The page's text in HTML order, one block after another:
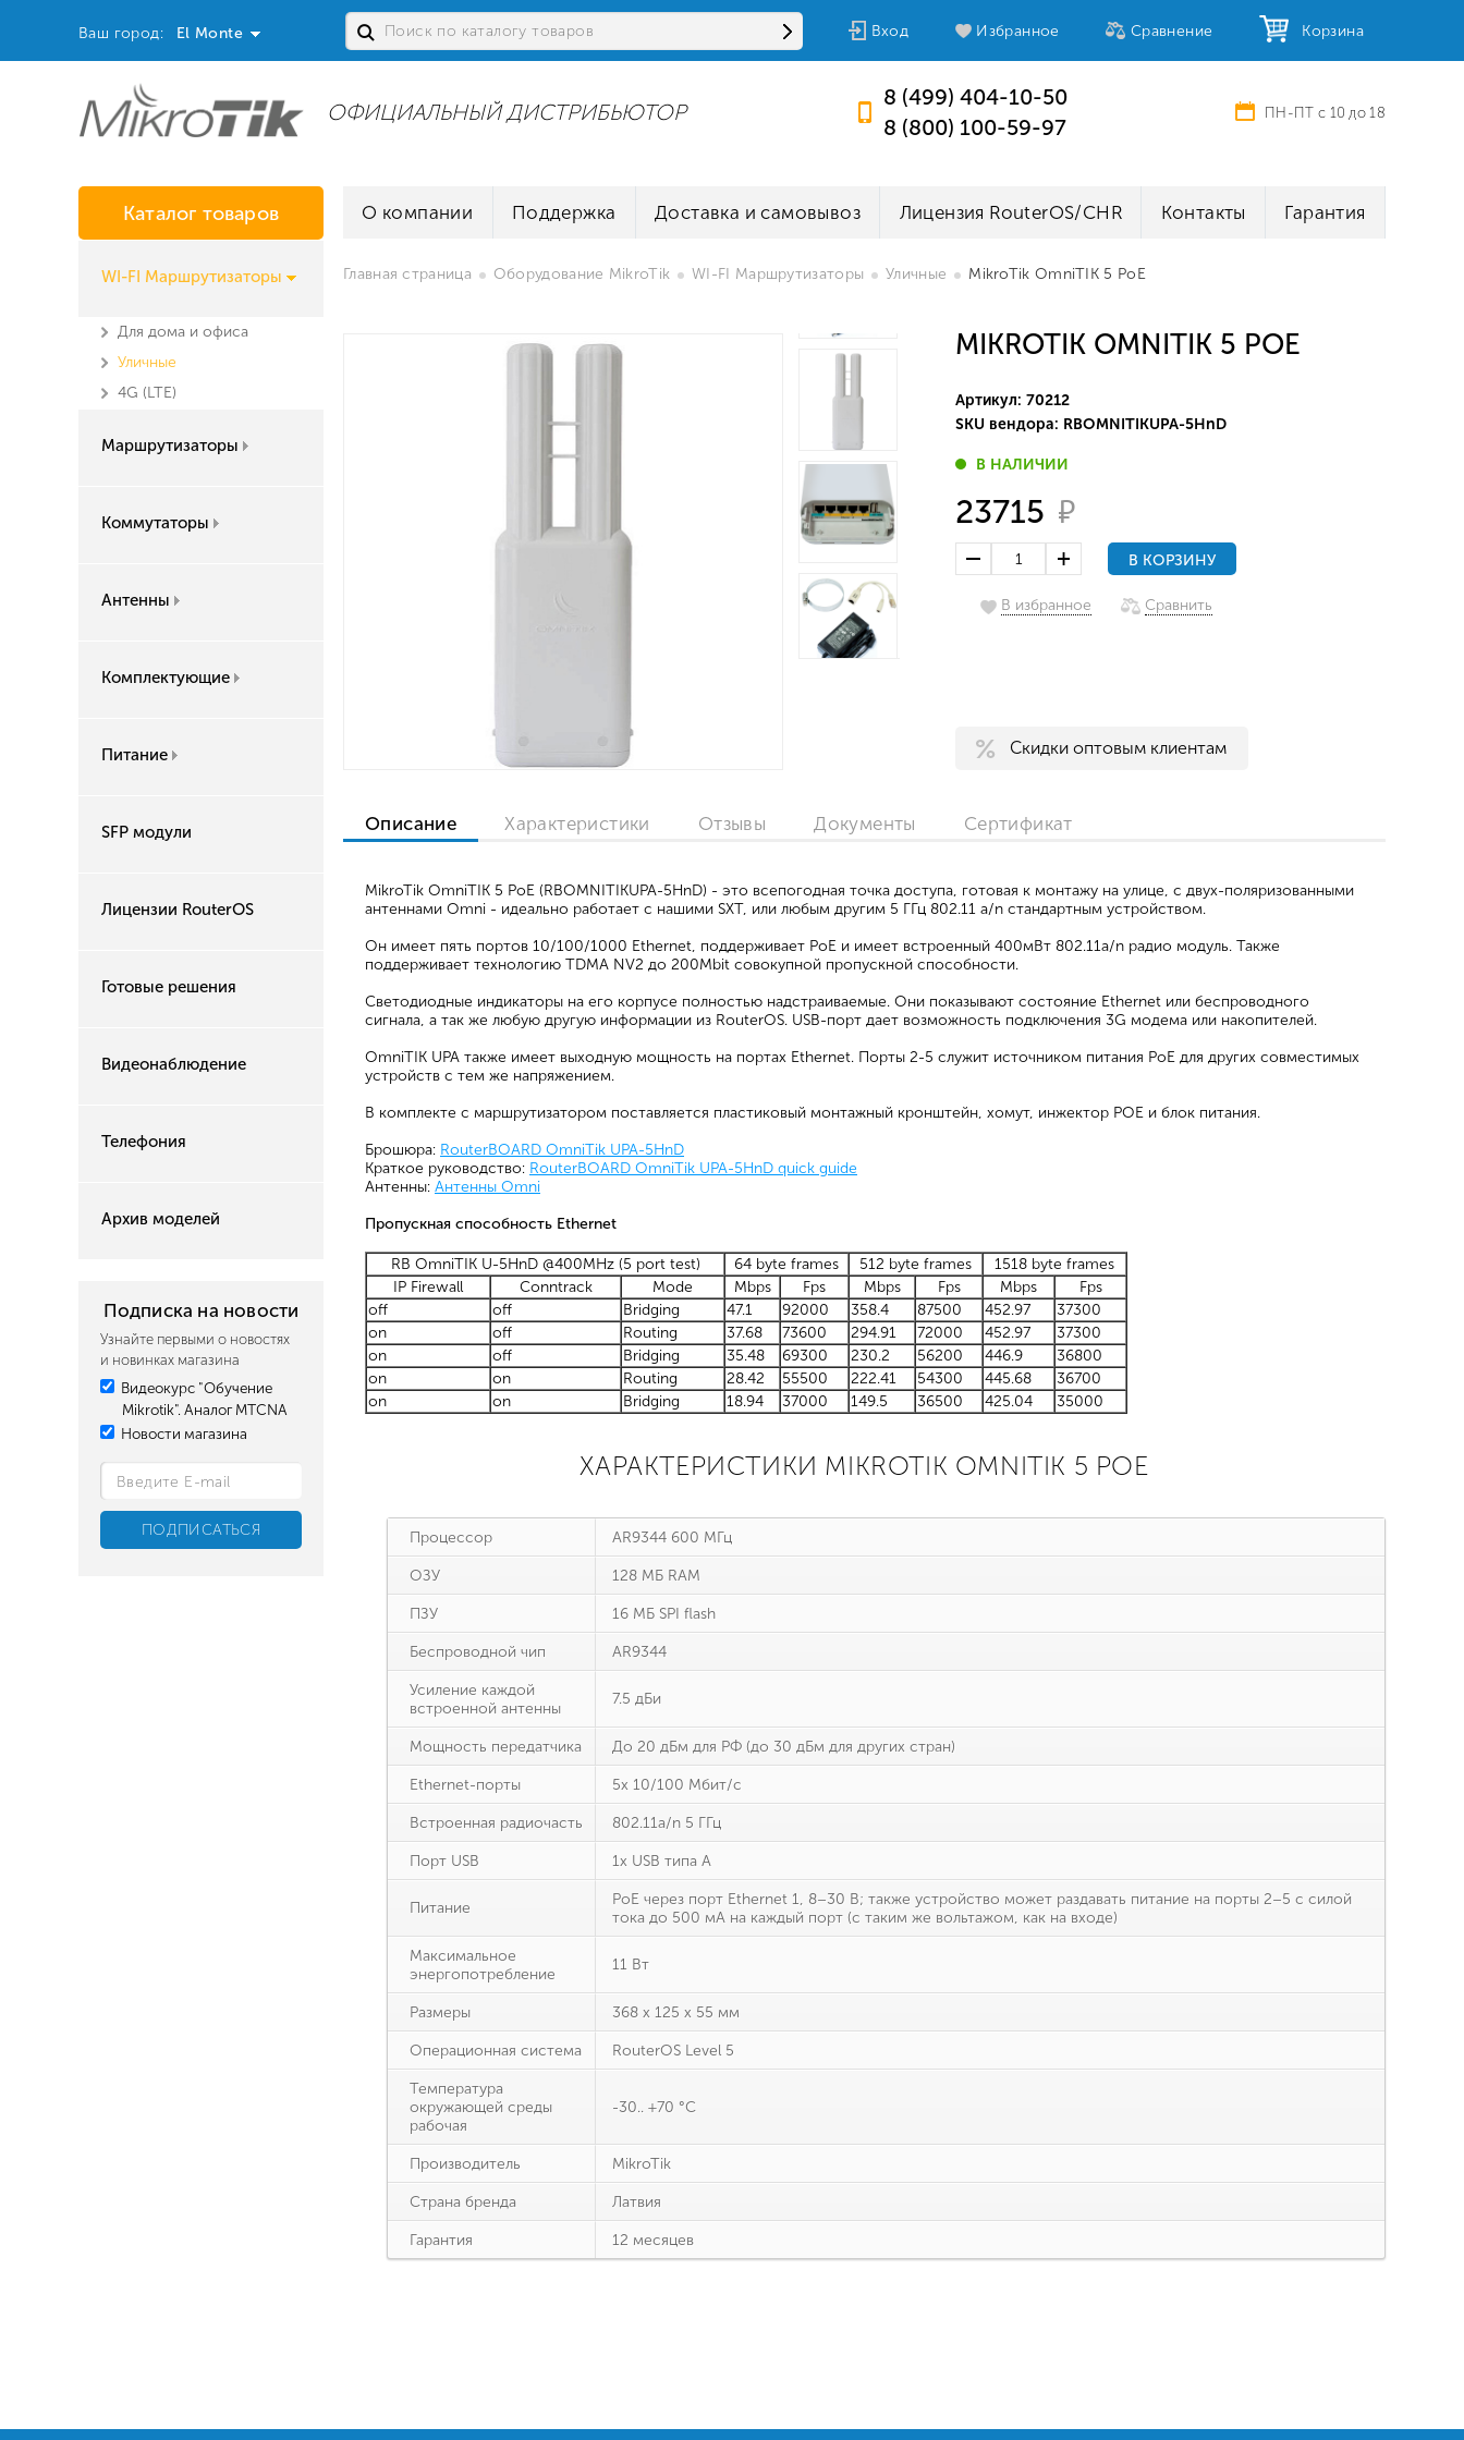
Ваш город: El Monte Вход Избранное Сравнение Корзина
ОФИЦИАЛЬНЫЙ ДИСТРИБЬЮТОР
8 (499) 404-10-50
8 (800) 100-59-97
ПН-ПТ с 10 до 18
Каталог товаров
WI-FI Маршрутизаторы
Для дома и офиса
Уличные
4G (LTE)
Маршрутизаторы
Коммутаторы
Антенны
Комплектующие
Питание
SFP модули
Лицензии RouterOS
Готовые решения
Видеонаблюдение
Телефония
Архив моделей
Подписка на новости
Узнайте первыми о новостях
и новинках магазина
Видеокурс "Обучение
Mikrotik". Аналог MTCNA
Новости магазина
О компании Поддержка Доставка и самовывоз Лицензия RouterOS/CHR Контакты Гарантия
Главная страница Оборудование MikroTik WI-FI Маршрутизаторы Уличные MikroTik OmniTIK 5 PoE
MIKROTIK OMNITIK 5 POE
Артикул: 70212
SKU вендора: RBOMNITIKUPA-5HnD
В НАЛИЧИИ
23715 ₽
В КОРЗИНУ
В избранное Сравнить
Скидки оптовым клиентам
Описание Характеристики Отзывы Документы Сертификат
MikroTik OmniTIK 5 PoE (RBOMNITIKUPA-5HnD) - это всепогодная точка доступа, готовая к монтажу на улице, с двух-поляризованными
антеннами Omni - идеально работает с нашими SXT, или любым другим 5 ГГц 802.11 a/n стандартным устройством.
Он имеет пять портов 10/100/1000 Ethernet, поддерживает PoE и имеет встроенный 400мВт 802.11a/n радио модуль. Также
поддерживает технологию TDMA NV2 до 200Mbit совокупной пропускной способности.
Светодиодные индикаторы на его корпусе полностью надстраиваемые. Они показывают состояние Ethernet или беспроводного
сигнала, а так же любую другую информации из RouterOS. USB-порт дает возможность подключения 3G модема или накопителей.
OmniTIK UPA также имеет выходную мощность на портах Ethernet. Порты 2-5 служит источником питания PoE для других совместимых
устройств с тем же напряжением.
В комплекте с маршрутизатором поставляется пластиковый монтажный кронштейн, хомут, инжектор POE и блок питания.
Брошюра: RouterBOARD OmniTik UPA-5HnD
Краткое руководство: RouterBOARD OmniTik UPA-5HnD quick guide
Антенны: Антенны Omni
Пропускная способность Ethernet
RB OmniTIK U-5HnD @400MHz (5 port test) 64 byte frames 512 byte frames
1518 byte frames
IP Firewall
Conntrack Mode Mbps Fps Mbps Fps Mbps
Fps
off
off Bridging 47.1 92000 358.4 87500 452.97
37300
on
off Routing 37.68 73600 294.91 72000 452.97
37300
on
off Bridging 35.48 69300 230.2 56200 446.9
36800
on
on Routing 28.42 55500 222.41 54300 445.68
36700
on
on Bridging 18.94 37000 149.5 36500 425.04 35000
ХАРАКТЕРИСТИКИ MIKROTIK OMNITIK 5 POE
Процессор AR9344 600 МГц
ОЗУ 128 МБ RAM
ПЗУ 16 МБ SPI flash
Беспроводной чип AR9344
Усиление каждой
встроенной антенны
7.5 дБи
Мощность передатчика До 20 дБм для РФ (до 30 дБм для других стран)
Ethernet-порты 5х 10/100 Мбит/с
Встроенная радиочасть 802.11a/n 5 ГГц
Порт USB 1х USB типа А
Питание
PoE через порт Ethernet 1, 8–30 В; также устройство может раздавать питание на порты 2–5 с силой
тока до 500 мА на каждый порт (с таким же вольтажом, как на входе)
Максимальное
энергопотребление
11 Вт
Размеры 368 x 125 x 55 мм
Операционная система RouterOS Level 5
Температура
окружающей среды
рабочая
-30.. +70 °С
Производитель MikroTik
Страна бренда Латвия
Гарантия 12 месяцев